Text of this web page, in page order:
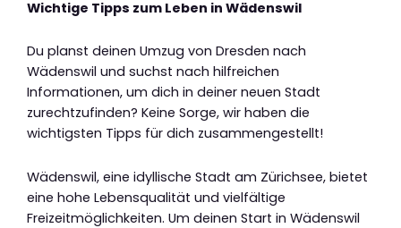
Wichtige Tipps zum Leben in Wädenswil
Du planst deinen Umzug von Dresden nach
Wädenswil und suchst nach hilfreichen
Informationen, um dich in deiner neuen Stadt
zurechtzufinden? Keine Sorge, wir haben die
wichtigsten Tipps für dich zusammengestellt!
Wädenswil, eine idyllische Stadt am Zürichsee, bietet
eine hohe Lebensqualität und vielfältige
Freizeitmöglichkeiten. Um deinen Start in Wädenswil